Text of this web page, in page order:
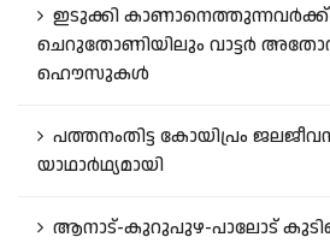
ഇടുക്കി
ചെറുതോണിയിലും വാട്ടർ
ഹൌസുകൾ
പത്തനംതിട്ട കോയിപ്രം
യാഥാർഥ്യമായി
ആനാട്‌-കുറുപുഴ-പാലോട്‌